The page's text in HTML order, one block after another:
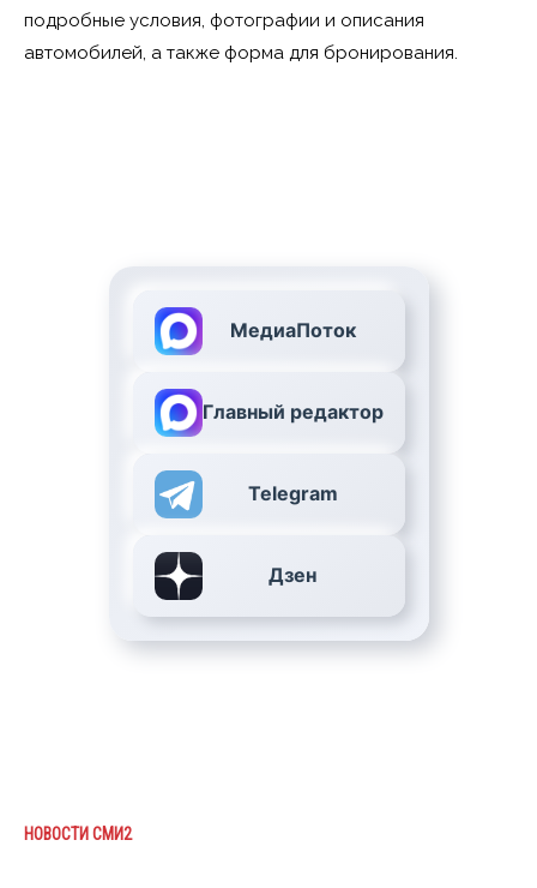
подробные условия, фотографии и описания
автомобилей, а также форма для бронирования.
МедиаПоток
Главный редактор
Telegram
Дзен
НОВОСТИ СМИ2